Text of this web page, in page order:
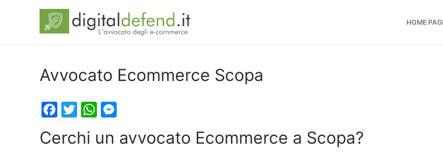
HOME
Avvocato Ecommerce Scopa
Facebook
TwitterWhatsApp
Cerchi un avvocato Ecommerce a Scopa?